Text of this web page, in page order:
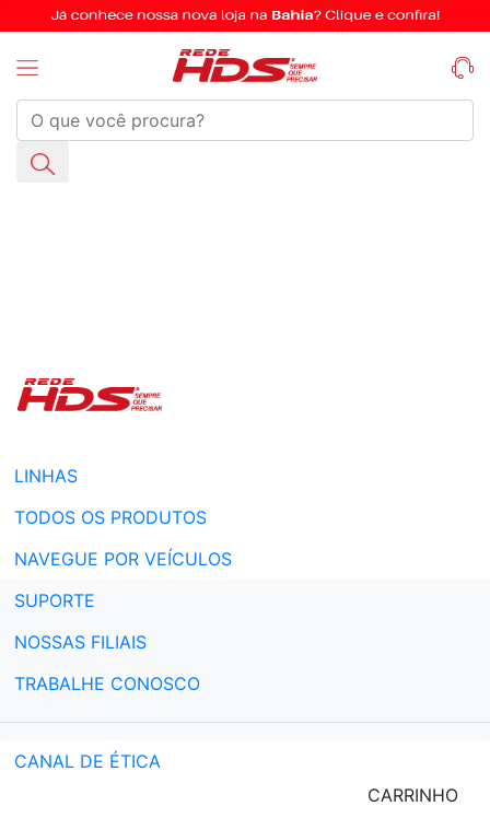
LINHAS
TODOS OS PRODUTOS
NAVEGUE POR VEÍCULOS
SUPORTE
NOSSAS FILIAIS
TRABALHE CONOSCO
CANAL DE ÉTICA
CARRINHO